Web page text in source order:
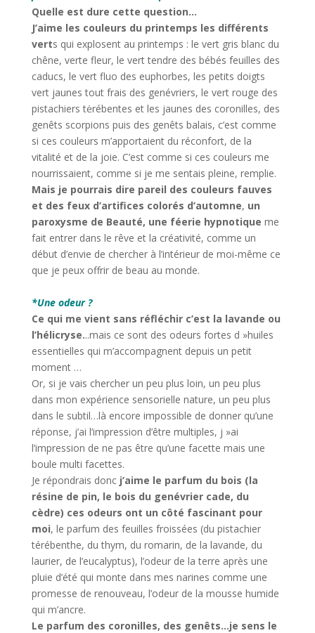
Quelle est dure cette question…
J’aime les couleurs du printemps les différents
verts qui explosent au printemps : le vert gris blanc du
chêne, verte fleur, le vert tendre des bébés feuilles des
caducs, le vert fluo des euphorbes, les petits doigts
vert jaunes tout frais des genévriers, le vert rouge des
pistachiers tėrébentes et les jaunes des coronilles, des
genêts scorpions puis des genêts balais, c’est comme
si ces couleurs m’apportaient du réconfort, de la
vitalité et de la joie. C’est comme si ces couleurs me
nourrissaient, comme si je me sentais pleine, remplie.
Mais je pourrais dire pareil des couleurs fauves
et des feux d’artifices colorés d’automne, un
paroxysme de Beauté, une féerie hypnotique me
fait entrer dans le rêve et la créativité, comme un
début d’envie de chercher à l’intérieur de moi-même ce
que je peux offrir de beau au monde.
*Une odeur ?
Ce qui me vient sans réfléchir c’est la lavande ou
l’hélicryse...mais ce sont des odeurs fortes d »huiles
essentielles qui m’accompagnent depuis un petit
moment …
Or, si je vais chercher un peu plus loin, un peu plus
dans mon expérience sensorielle nature, un peu plus
dans le subtil…là encore impossible de donner qu’une
réponse, j’ai l’impression d’être multiples, j »ai
l’impression de ne pas être qu’une facette mais une
boule multi facettes.
Je répondrais donc j’aime le parfum du bois (la
résine de pin, le bois du genévrier cade, du
cèdre) ces odeurs ont un côté fascinant pour
moi, le parfum des feuilles froissées (du pistachier
térébenthe, du thym, du romarin, de la lavande, du
laurier, de l’eucalyptus), l’odeur de la terre après une
pluie d’été qui monte dans mes narines comme une
promesse de renouveau, l’odeur de la mousse humide
qui m’ancre.
Le parfum des coronilles, des genêts…je sens le